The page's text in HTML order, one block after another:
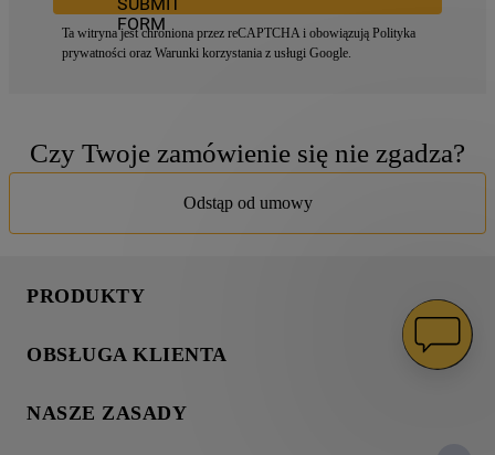
Ta witryna jest chroniona przez reCAPTCHA i obowiązują Polityka
prywatności oraz Warunki korzystania z usługi Google.
Czy Twoje zamówienie się nie zgadza?
Odstąp od umowy
PRODUKTY
Chłodnictwo
OBSŁUGA KLIENTA
Napisz do nas
NASZE ZASADY